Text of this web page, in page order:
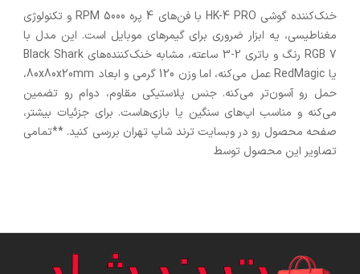
خنک‌کننده گوشی HK-4 PRO با فن‌های 4 پره 5000 RPM و تکنولوژی
مغناطیسی، یه ابزار ضروری برای گیمرهای موبایل است. این مدل با
RGB 7 رنگ و باتری 2-3 ساعته، مشابه خنک‌کننده‌های Black Shark
یا RedMagic عمل می‌کنه، اما وزن 120 گرمی و ابعاد 80x80x20mm،
حمل رو آسون‌تر می‌کنه. جنس پلاستیکی مقاوم، دوام رو تضمین
می‌کنه و مناسب اپ‌های سنگین یا بازی‌هاست. برای جزئیات بیشتر،
صفحه محصول رو در وبسایت ترند شاپ تهران بررسی کنید. **تمامی
تصاویر این محصول توسط